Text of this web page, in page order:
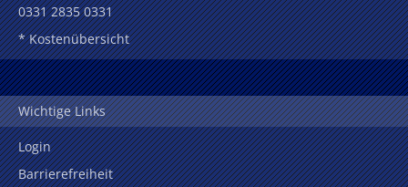
0331 2835 0331
* Kostenübersicht
Wichtige Links
Login
Barrierefreiheit